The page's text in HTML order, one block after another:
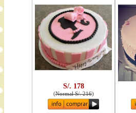
S/. 178
(Normal S/. 216)